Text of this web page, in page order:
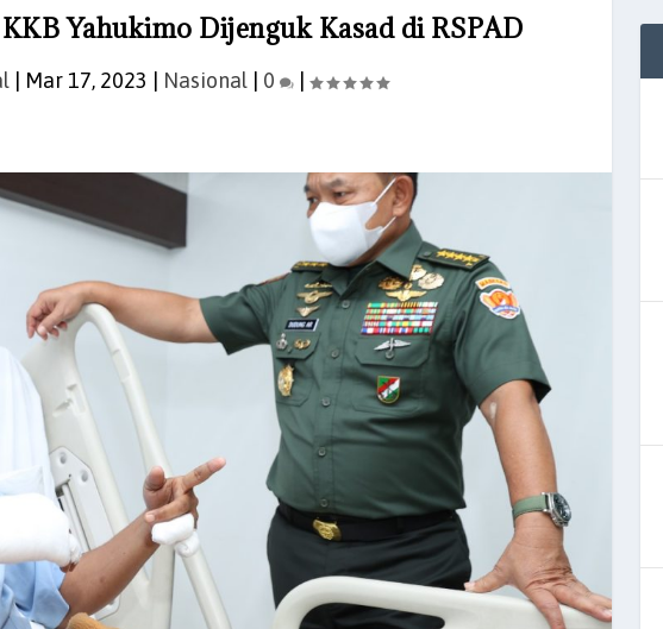
Yahukimo Dijenguk Kasad di RSPAD
Mar 17, 2023 Nasional 0 |